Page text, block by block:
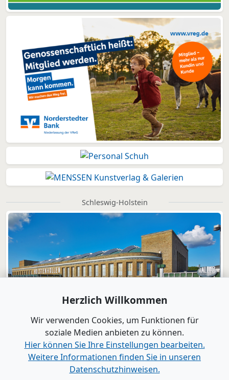
Schleswig-Holstein
Herzlich Willkommen
Wir verwenden Cookies, um Funktionen für
soziale Medien anbieten zu können.
Hier können Sie Ihre Einstellungen bearbeiten.
Weitere Informationen finden Sie in unseren
Datenschutzhinweisen.